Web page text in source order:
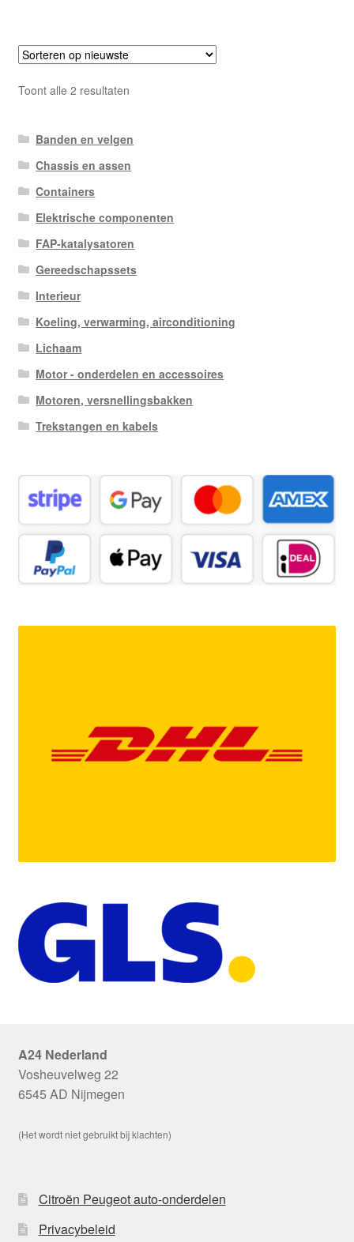
Toont alle 2 resultatenGesorteerd
Banden en velgen
Chassis en assen
Containers
Elektrische componenten
FAP-katalysatoren
Gereedschapssets
Interieur
Koeling, verwarming, airconditioning
Lichaam
Motor - onderdelen en accessoires
Motoren, versnellingsbakken
Trekstangen en kabels
A24 Nederland
Vosheuvelweg 22
6545 AD Nijmegen
(Het wordt niet gebruikt bij klachten)
Citroën Peugeot auto-onderdelen
Privacybeleid